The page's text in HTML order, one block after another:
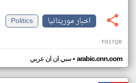
اخبار موريتانيا
Politics
FG17QB
سي ان ان عربي• arabic.cnn.com